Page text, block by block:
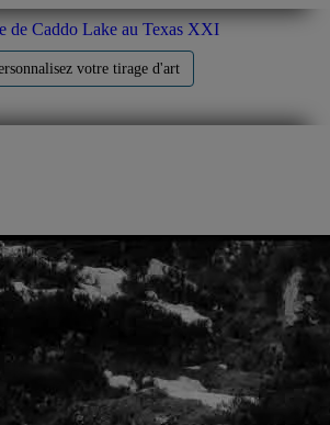
de Caddo Lake au Texas XXI
votre tirage d'art